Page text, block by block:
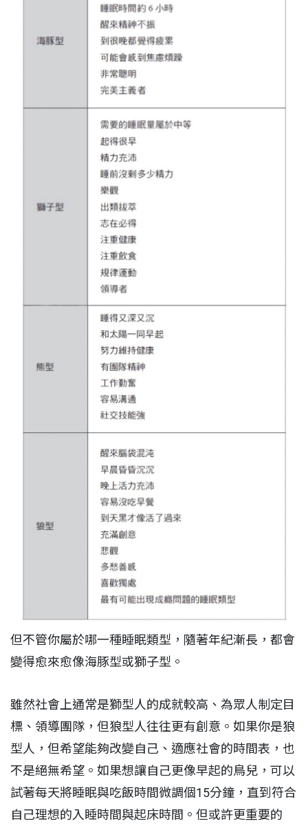
但不管你屬於哪一種睡眠類型，隨著年紀漸長，都會
變得愈來愈像海豚型或獅子型。
雖然社會上通常是獅型人的成就較高、為眾人制定目
標、領導團隊，但狼型人往往更有創意。如果你是狼
型人，但希望能夠改變自己、適應社會的時間表，也
不是絕無希望。如果想讓自己更像早起的鳥兒，可以
試著每天將睡眠與吃飯時間微調個15分鐘，直到符合
自己理想的入睡時間與起床時間。但或許更重要的